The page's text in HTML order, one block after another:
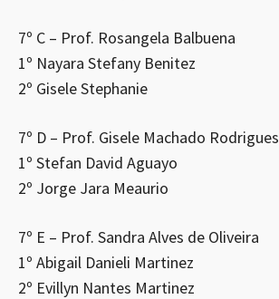
7º C – Prof. Rosangela Balbuena
1º Nayara Stefany Benitez
2º Gisele Stephanie
7º D – Prof. Gisele Machado Rodrigues
1º Stefan David Aguayo
2º Jorge Jara Meaurio
7º E – Prof. Sandra Alves de Oliveira
1º Abigail Danieli Martinez
2º Evillyn Nantes Martinez